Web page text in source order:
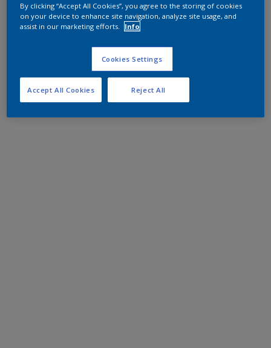
By clicking “Accept All Cookies”, you agree to the storing of cookies
on your device to enhance site navigation, analyze site usage, and
assist in our marketing efforts.
Info
Cookies Settings
Reject All
Accept All Cookies